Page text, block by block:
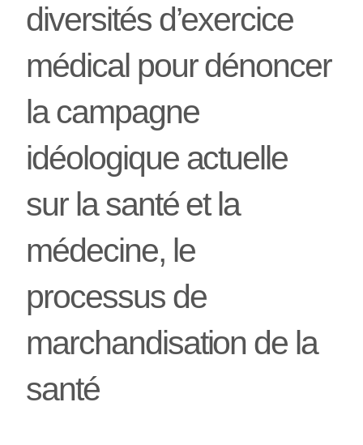
diversités d’exercice
médical pour dénoncer
la campagne
idéologique actuelle
sur la santé et la
médecine, le
processus de
marchandisation de la
santé